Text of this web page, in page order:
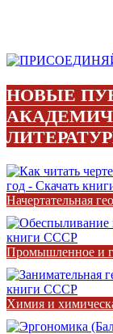
НОВЫЕ
Начертательная
Промышленное и
Химия и